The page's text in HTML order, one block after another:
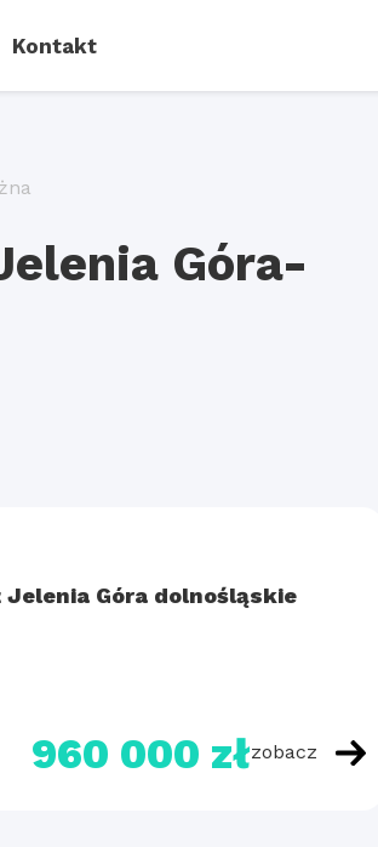
Kontakt
Góra-
Góra dolnośląskie
960 000 złzobacz